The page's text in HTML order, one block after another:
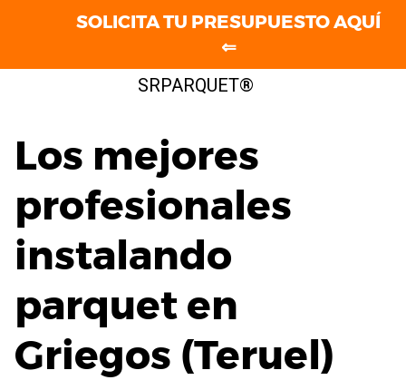
SRPARQUET®
Los mejores
profesionales
instalando
parquet en
Griegos (Teruel)
SOLICITA TU PRESUPUESTO AQUÍ
⇐